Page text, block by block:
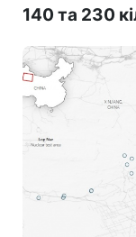
140 та 230